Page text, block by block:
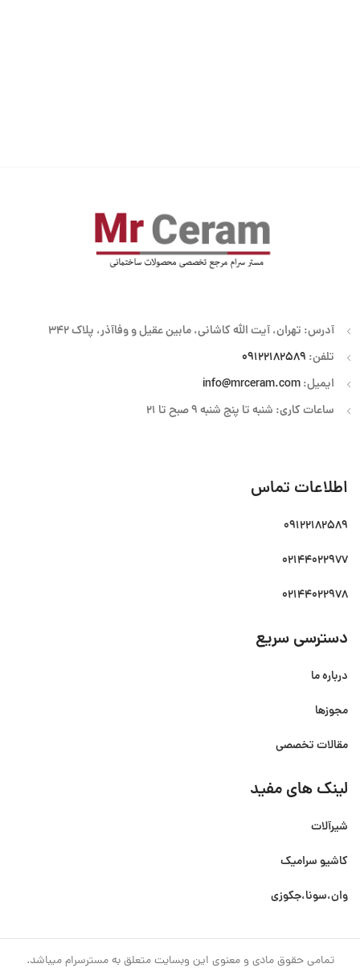
آدرس: تهران، آیت الله کاشانی، مابین عقیل و وفاآذر، پلاک 342
تلفن: 09122182589
ایمیل:info@mrceram.com
ساعات کاری: شنبه تا پنج شنبه 9 صبح تا 21
اطلاعات تماس
09122182589
02144022977
02144022978
دسترسی سریع
درباره ما
مجوزها
مقالات تخصصی
لینک های مفید
شیرآلات
کاشیو سرامیک
وان،سونا،جکوزی
تمامی حقوق مادی و معنوی این وبسایت متعلق به مسترسرام میباشد.